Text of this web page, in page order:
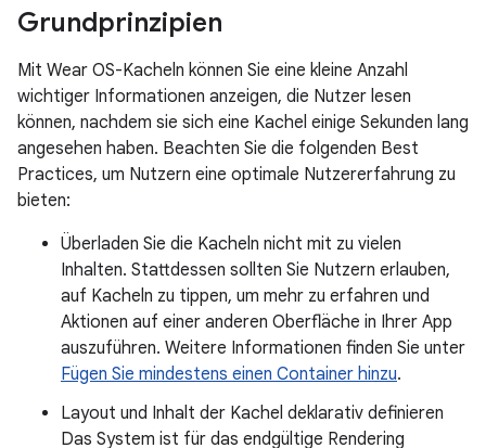
Grundprinzipien
Mit Wear OS-Kacheln können Sie eine kleine Anzahl
wichtiger Informationen anzeigen, die Nutzer lesen
können, nachdem sie sich eine Kachel einige Sekunden lang
angesehen haben. Beachten Sie die folgenden Best
Practices, um Nutzern eine optimale Nutzererfahrung zu
bieten:
Überladen Sie die Kacheln nicht mit zu vielen
Inhalten. Stattdessen sollten Sie Nutzern erlauben,
auf Kacheln zu tippen, um mehr zu erfahren und
Aktionen auf einer anderen Oberfläche in Ihrer App
auszuführen. Weitere Informationen finden Sie unter
Fügen Sie mindestens einen Container hinzu.
Layout und Inhalt der Kachel deklarativ definieren
Das System ist für das endgültige Rendering